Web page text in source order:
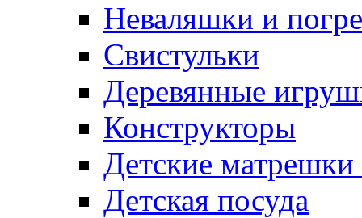
Неваляшки и
Свистульки
Деревянные
Конструкторы
Детские
Детская посуда